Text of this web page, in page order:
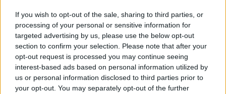
If you wish to opt-out of the sale, sharing to third parties, or
processing of your personal or sensitive information for
targeted advertising by us, please use the below opt-out
section to confirm your selection. Please note that after your
opt-out request is processed you may continue seeing
interest-based ads based on personal information utilized by
us or personal information disclosed to third parties prior to
your opt-out. You may separately opt-out of the further
Laboratori creativi per bambini